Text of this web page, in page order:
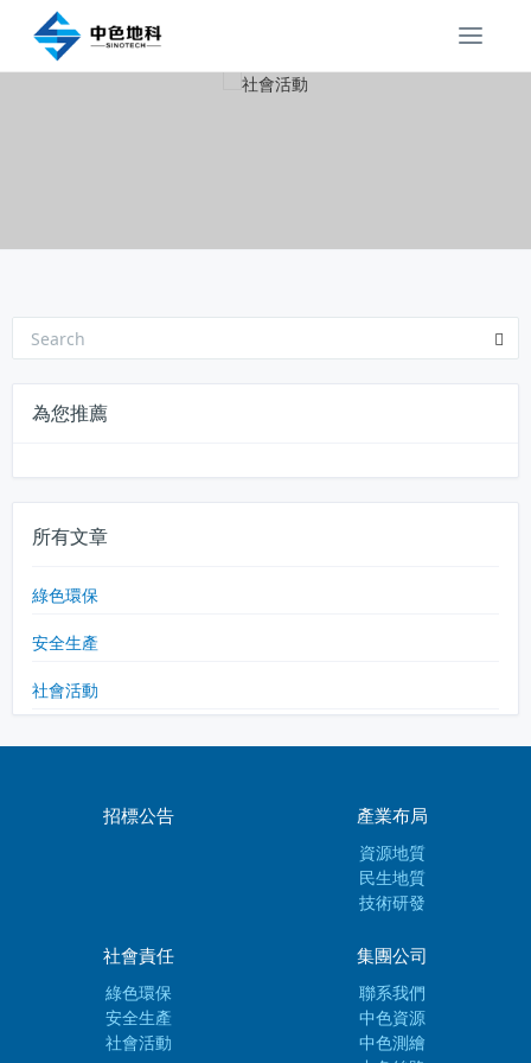
T
o
v
a
t
i
為您推薦
所有文章
綠色環保
安全生產
社會活動
招標公告 產業布局
資源地質
民生地質
技術研發
社會責任
綠色環保
安全生產
社會活動
集團公司
聯系我們
中色資源
中色測繪